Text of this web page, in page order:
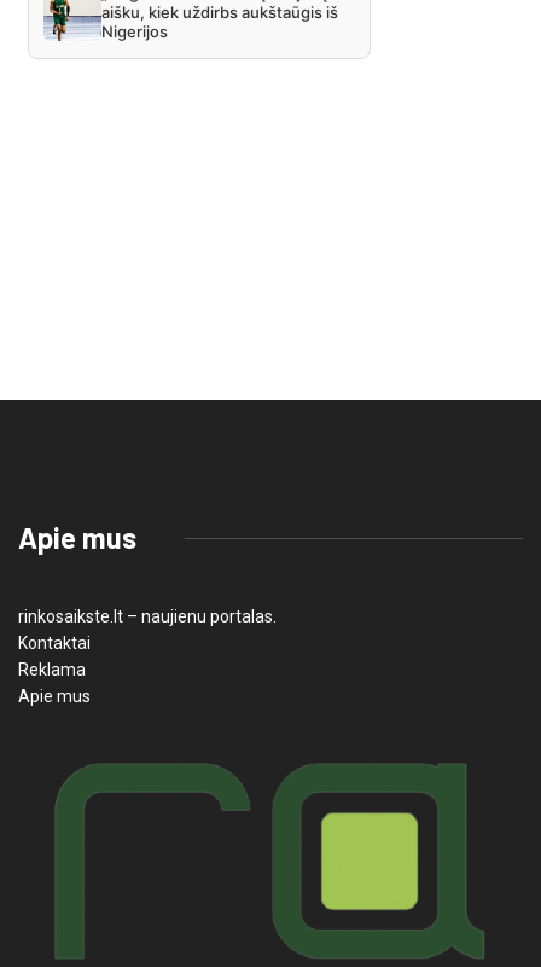
Apie mus
rinkosaikste.lt – naujienu portalas.
Kontaktai
Reklama
Apie mus